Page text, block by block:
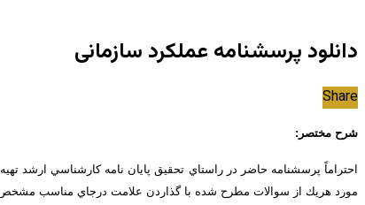
دانلود پرسشنامه عملکرد سازمانی
Share
شرح مختصر:
احتراماً پرسشنامه حاضر در راستاي تحقيق پايان نامه كارشناسي
مورد هريك از سوالات مطرح شده با گذاردن علامت درجاي مناسب مشخص